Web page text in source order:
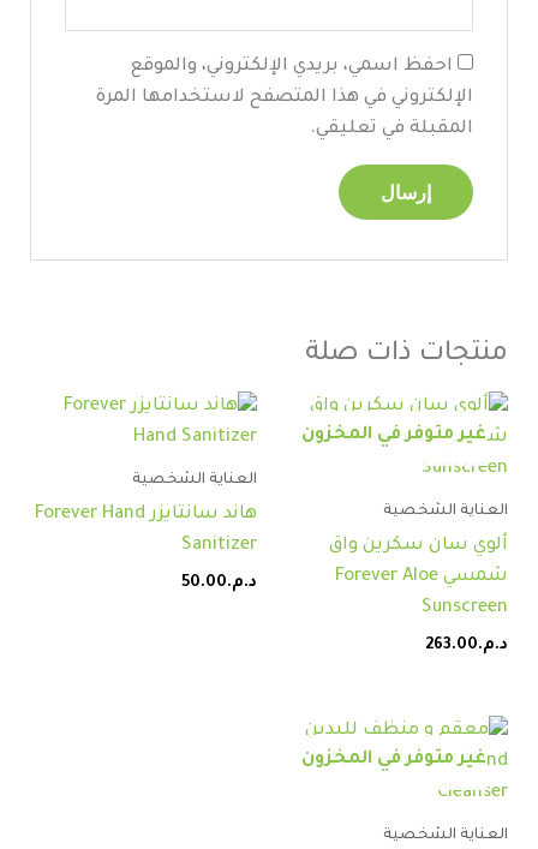
احفظ اسمي، بريدي الإلكتروني، والموقع
الإلكتروني في هذا المتصفح لاستخدامها المرة
المقبلة في تعليقي.
منتجات ذات صلة
غير متوفر في المخزون
العناية الشخصية
ألوي سان سكرين واق
شمسي Forever Aloe
Sunscreen
د.م.263.00
العناية الشخصية
هاند سانتايزر Forever Hand
Sanitizer
د.م.50.00
غير متوفر في المخزون
العناية الشخصية